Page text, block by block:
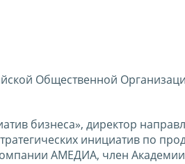
Общественной
бизнеса», директор
инициатив по
АМЕДИА, член Академии